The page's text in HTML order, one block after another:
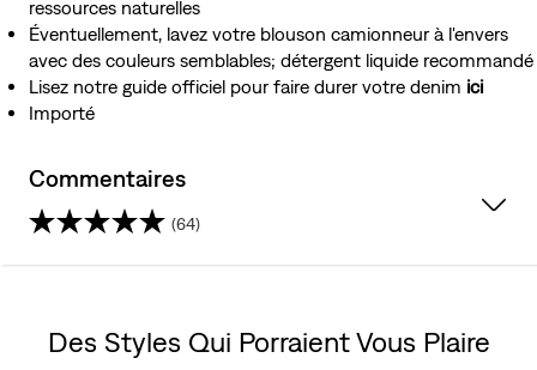
ressources naturelles
Éventuellement, lavez votre blouson camionneur à l'envers
avec des couleurs semblables; détergent liquide recommandé
Lisez notre guide officiel pour faire durer votre denim ici
Importé
Commentaires
(64)
sur
Des Styles Qui Porraient Vous Plaire